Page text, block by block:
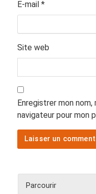
E-mail *
Site web
Enregistrer mon
navigateur pour mon
Parcourir